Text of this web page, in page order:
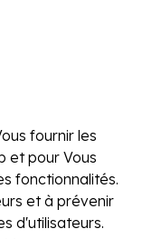
fournir les
et pour Vous
fonctionnalités.
et à prévenir
d'utilisateurs.